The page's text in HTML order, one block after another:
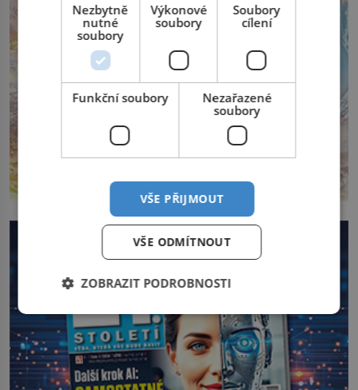
Nezbytně
nutné
soubory
Výkonové
soubory
Soubory
cílení
Funkční soubory
Nezařazené
soubory
VŠE PŘIJMOUT
VŠE ODMÍTNOUT
ZOBRAZIT PODROBNOSTI